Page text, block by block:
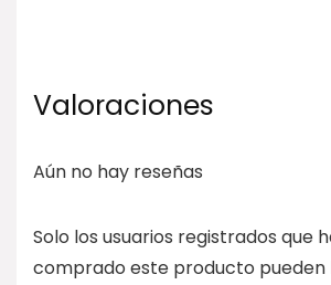
Valoraciones
Aún no hay reseñas
Solo los usuarios registrados que
comprado este producto pueden